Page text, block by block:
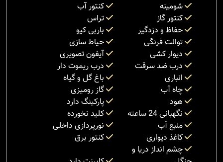
شومینه
کنتور آب
کنتور گاز
تراس
حفاظ و دزدگیر
باربی کیو
توالت فرنگی
حیاط سازی
دیوار کشی
آیفون تصویری
درب ضد سرقت
درب ریموت دار
انباری
باغ گل و گیاه
چاه آب
گاز رومیزی
هود
پارکینگ دارد
نگهبانی 24 ساعته
کلید نخورده
منبع آب
نورپردازی داخلی
کاغذ دیواری
کنتور برق
چشم انداز دریا و